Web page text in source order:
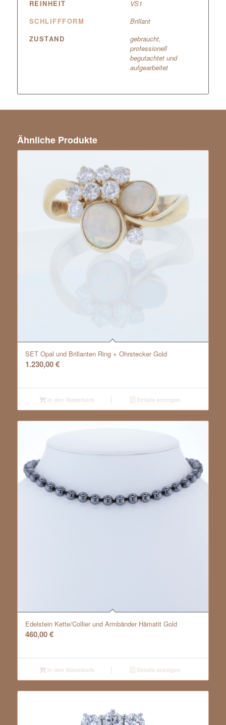
REINHEIT
VS1
SCHLIFFFORM
Brillant
ZUSTAND
gebraucht,
professionell
begutachtet und
aufgearbeitet
Ähnliche Produkte
SET Opal und Brillanten Ring + Ohrstecker Gold
1.230,00€
In den Warenkorb Details anzeigen
Edelstein Kette/Collier und Armbänder Hämatit Gold
460,00€
In den Warenkorb Details anzeigen